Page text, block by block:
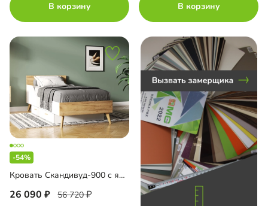
до
В корзину В корзину
-54%
Кровать Скандивуд-900 с ящиком
26 090 56 720